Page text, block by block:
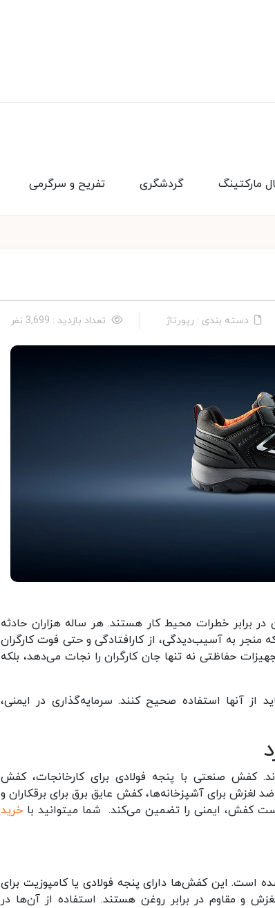
تفریح و سرگرمی گردشگری مارکتینگ
دسته بندی : رپورتاژ تعداد بازدید : 3,699 نفر
برابر خطرات محیط کار هستند. هر ساله هزاران حادثه
به آسیب‌دیدگی، از کارافتادگی و حتی فوت کارگران
حفاظتی نه تنها جان کارگران را نجات می‌دهد، بلکه
از آنها استفاده صحیح کنند. سرمایه‌گذاری در ایمنی،
کفش صنعتی با پنجه فولادی برای کارخانجات، کفش
لغزش برای آشپزخانه‌ها، کفش عایق برق برای برقکاران و
کفش، ایمنی را تضمین می‌کند. شما میتوانید با خرید
است. این کفش‌ها دارای پنجه فولادی یا کامپوزیت برای
و مقاوم در برابر روغن هستند. استفاده از آن‌ها در